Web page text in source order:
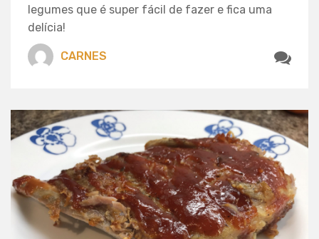
legumes que é super fácil de fazer e fica uma
delícia!
CARNES